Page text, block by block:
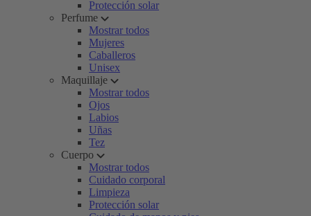
Protección solar
Perfume
Mostrar todos
Mujeres
Caballeros
Unisex
Maquillaje
Mostrar todos
Ojos
Labios
Uñas
Tez
Cuerpo
Mostrar todos
Cuidado corporal
Limpieza
Protección solar